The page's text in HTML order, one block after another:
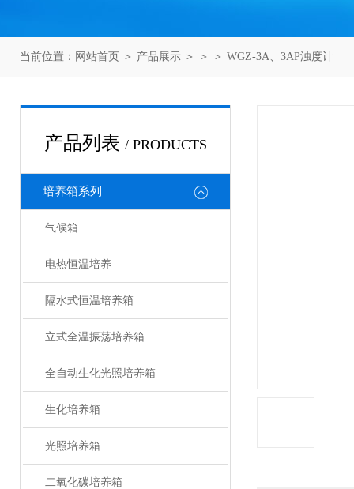
当前位置： 网站首页 ＞ 产品展示 ＞ ＞ ＞ WGZ-3A、3AP浊度计
产品列表 / PRODUCTS
培养箱系列
气候箱
电热恒温培养
隔水式恒温培养箱
立式全温振荡培养箱
全自动生化光照培养箱
生化培养箱
光照培养箱
二氧化碳培养箱